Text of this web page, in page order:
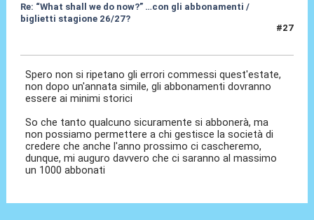
Re: “What shall we do now?” …con gli abbonamenti /
biglietti stagione 26/27?
#27
Spero non si ripetano gli errori commessi quest'estate,
non dopo un'annata simile, gli abbonamenti dovranno
essere ai minimi storici
So che tanto qualcuno sicuramente si abbonerà, ma
non possiamo permettere a chi gestisce la società di
credere che anche l'anno prossimo ci cascheremo,
dunque, mi auguro davvero che ci saranno al massimo
un 1000 abbonati